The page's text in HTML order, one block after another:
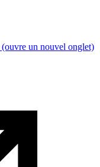
(ouvre un nouvel onglet)